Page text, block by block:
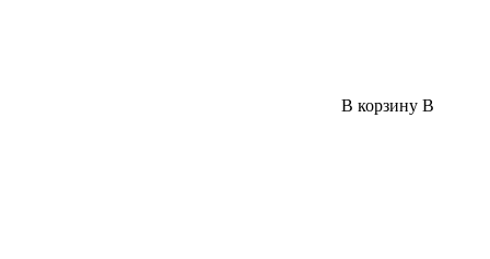
В корзину В